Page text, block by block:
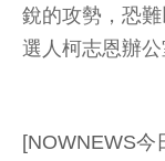
銳的攻勢，恐
選人柯志恩辦公
[NOWNEWS今